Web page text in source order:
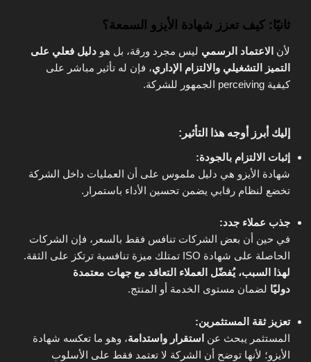
ثانيًا: كيف تعزز شهادة الأيزو السمعة؟
لأن الاعتماد الرسمي ليس مجرد ورقة، بل هو دليل فعلي على
التميز التشغيلي والالتزام الإداري، فإن له تأثير مباشر على
كيفية perceiving الجمهور للشركة.
إليك أبرز أوجه هذا التأثير:
إثبات الالتزام بالجودة:
شهادة الأيزو هي دليل ملموس على أن العمليات داخل الشركة
تخضع لنظام رقابي يضمن تحسين الأداء باستمرار.
جذب عملاء جدد:
في حين أن بعض الشركات تنافس فقط بالسعر، فإن الشركات
الحاصلة على شهادة ISO تمتلك ميزة تنافسية ترتكز على الثقة.
لهذا السبب، يُفضّل العملاء التعاقد مع جهات معتمدة
دوليًا لضمان مستوى الخدمة أو المنتج.
تعزيز ثقة المستثمرين:
المستثمر يبحث عن استقرار واستدامة، وهو ما تعكسه شهادة
الأيزو؛ لأنها توضح أن الشركة لا تعتمد فقط على الأسلوب